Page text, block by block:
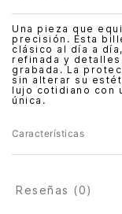
Una pieza que
precisión. Esta
clásico al día a
refinada y
grabada. La
sin alterar su
lujo cotidiano con
única.
Características
Reseñas (0)